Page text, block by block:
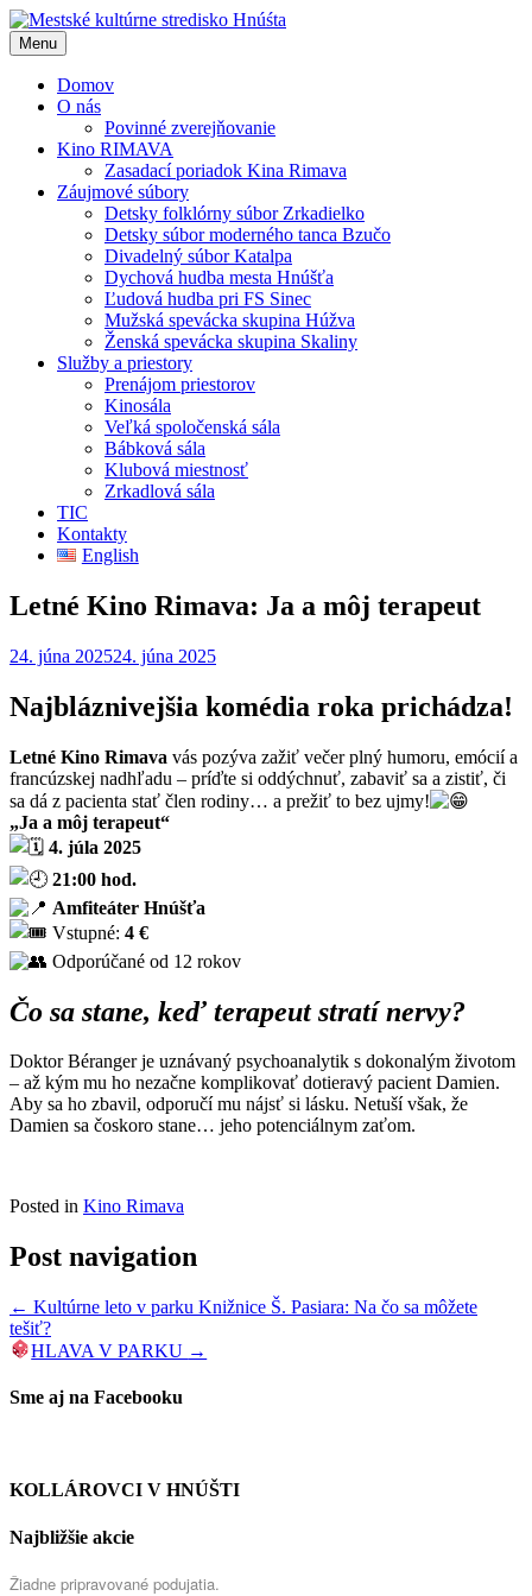
Menu
Domov
O nás
Povinné zverejňovanie
Kino RIMAVA
Zasadací poriadok Kina Rimava
Záujmové súbory
Detsky folklórny súbor Zrkadielko
Detsky súbor moderného tanca Bzučo
Divadelný súbor Katalpa
Dychová hudba mesta Hnúšťa
Ľudová hudba pri FS Sinec
Mužská spevácka skupina Húžva
Ženská spevácka skupina Skaliny
Služby a priestory
Prenájom priestorov
Kinosála
Veľká spoločenská sála
Bábková sála
Klubová miestnosť
Zrkadlová sála
TIC
Kontakty
English
Letné Kino Rimava: Ja a môj terapeut
24. júna 202524. júna 2025
Najbláznivejšia komédia roka prichádza!
Letné Kino Rimava vás pozýva zažiť večer plný humoru, emócií a
francúzskej nadhľadu – príďte si oddýchnuť, zabaviť sa a zistiť, či
sa dá z pacienta stať člen rodiny… a prežiť to bez ujmy!
„Ja a môj terapeut“
4. júla 2025
21:00 hod.
Amfiteáter Hnúšťa
Vstupné: 4 €
Odporúčané od 12 rokov
Čo sa stane, keď terapeut stratí nervy?
Doktor Béranger je uznávaný psychoanalytik s dokonalým životom
– až kým mu ho nezačne komplikovať dotieravý pacient Damien.
Aby sa ho zbavil, odporučí mu nájsť si lásku. Netuší však, že
Damien sa čoskoro stane… jeho potenciálnym zaťom.
Posted in Kino Rimava
Post navigation
← Kultúrne leto v parku Knižnice Š. Pasiara: Na čo sa môžete
tešiť?
HLAVA V PARKU →
Sme aj na Facebooku
KOLLÁROVCI V HNÚŠTI
Najbližšie akcie
Žiadne pripravované podujatia.